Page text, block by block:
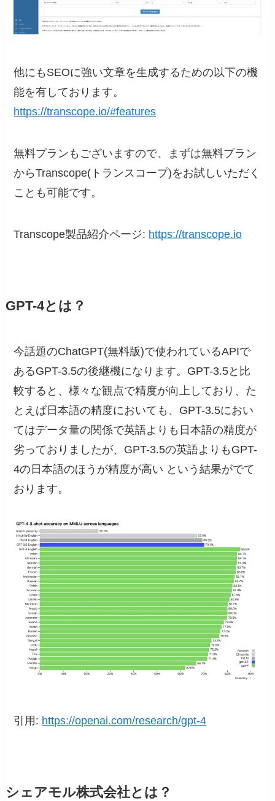
他にもSEOに強い文章を生成するための以下の機
能を有しております。
https://transcope.io/#features
無料プランもございますので、まずは無料プラン
からTranscope(トランスコープ)をお試しいただく
ことも可能です。
Transcope製品紹介ページ: https://transcope.io
GPT-4とは？
今話題のChatGPT(無料版)で使われているAPIで
あるGPT-3.5の後継機になります。GPT-3.5と比
較すると、様々な観点で精度が向上しており、た
とえば日本語の精度においても、GPT-3.5におい
てはデータ量の関係で英語よりも日本語の精度が
劣っておりましたが、GPT-3.5の英語よりもGPT-
4の日本語のほうが精度が高い という結果がでて
おります。
引用: https://openai.com/research/gpt-4
シェアモル株式会社とは？